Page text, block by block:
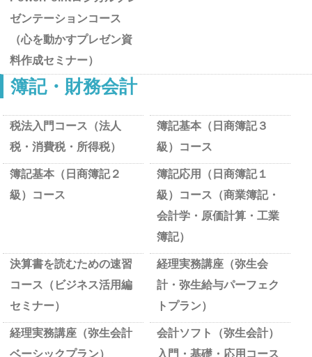
ゼンテーションコース
（心を動かすプレゼン資
料作成セミナー）
簿記・財務会計
税法入門コース（法人
税・消費税・所得税）
簿記基本（日商簿記３
級）コース
簿記基本（日商簿記２
級）コース
簿記応用（日商簿記１
級）コース（商業簿記・
会計学・原価計算・工業
簿記）
決算書を読むための速習
コース（ビジネス活用編
セミナー）
経理実務講座（弥生会
計・弥生給与パーフェク
トプラン）
経理実務講座（弥生会計
ベーシックプラン）
会計ソフト（弥生会計）
入門・基礎・応用コース